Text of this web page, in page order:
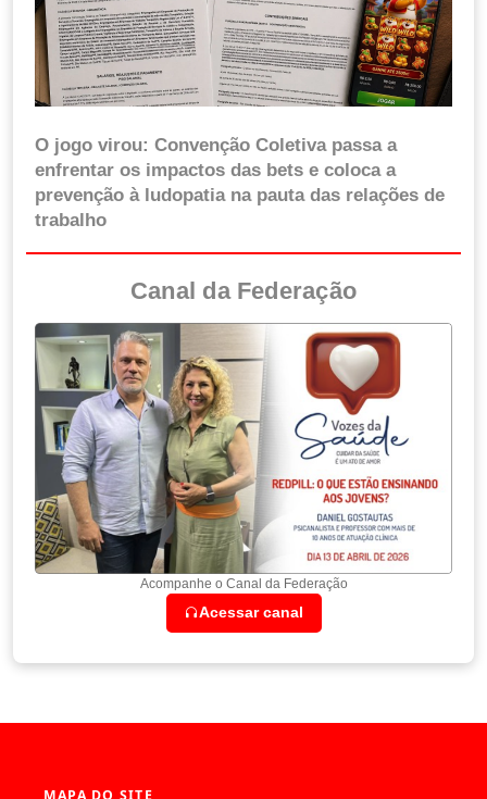
O jogo virou: Convenção Coletiva passa a
enfrentar os impactos das bets e coloca a
prevenção à ludopatia na pauta das relações de
trabalho
Canal da Federação
Acompanhe o Canal da Federação
Acessar canal
MAPA DO SITE